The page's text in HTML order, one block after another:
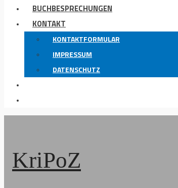
BUCHBESPRECHUNGEN
KONTAKT
KONTAKTFORMULAR
IMPRESSUM
DATENSCHUTZ
KriPoZ